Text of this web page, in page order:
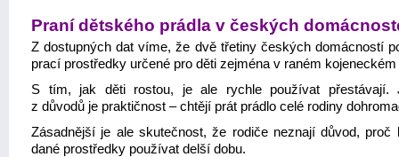
Praní dětského prádla v českých
Z dostupných dat víme, že dvě třetiny českých domácností
prací prostředky určené pro děti zejména v raném
S tím, jak děti rostou, je ale rychle používat přestávají.
z důvodů je praktičnost – chtějí prát prádlo celé rodiny
Zásadnější je ale skutečnost, že rodiče neznají důvod, proč
dané prostředky používat delší dobu.